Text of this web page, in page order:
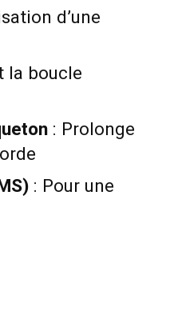
d’une
la boucle
: Prolonge
: Pour une